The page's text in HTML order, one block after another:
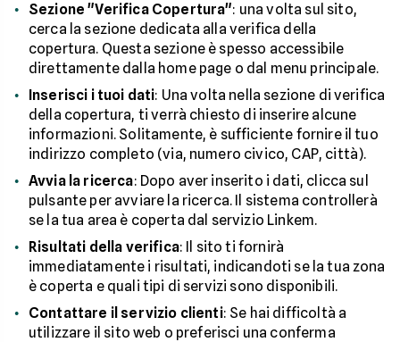
Sezione "Verifica Copertura": una volta sul sito,
cerca la sezione dedicata alla verifica della
copertura. Questa sezione è spesso accessibile
direttamente dalla home page o dal menu principale.
Inserisci i tuoi dati: Una volta nella sezione di verifica
della copertura, ti verrà chiesto di inserire alcune
informazioni. Solitamente, è sufficiente fornire il tuo
indirizzo completo (via, numero civico, CAP, città).
Avvia la ricerca: Dopo aver inserito i dati, clicca sul
pulsante per avviare la ricerca. Il sistema controllerà
se la tua area è coperta dal servizio Linkem.
Risultati della verifica: Il sito ti fornirà
immediatamente i risultati, indicandoti se la tua zona
è coperta e quali tipi di servizi sono disponibili.
Contattare il servizio clienti: Se hai difficoltà a
utilizzare il sito web o preferisci una conferma